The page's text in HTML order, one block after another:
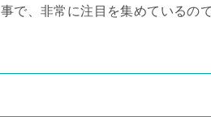
で、非常に注目を集めているので